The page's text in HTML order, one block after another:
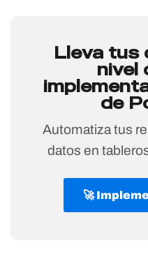
Lleva tus
nivel
de
Automatiza tus
datos en
🚀